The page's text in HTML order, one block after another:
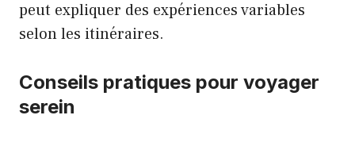
peut expliquer des expériences variables
selon les itinéraires.
Conseils pratiques pour voyager
serein